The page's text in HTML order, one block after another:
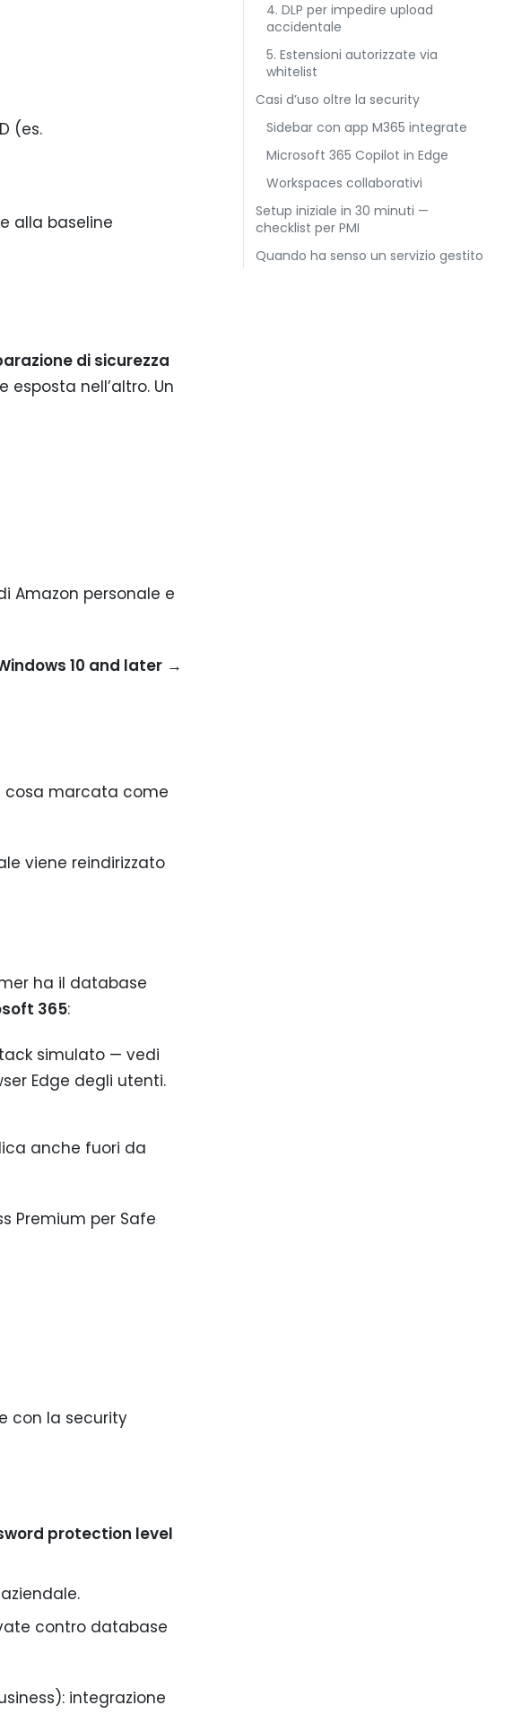
(es.
alla baseline
di sicurezza
nell’altro. Un
Amazon personale e
10 and later→
cosa marcata come
viene reindirizzato
ha il database
365:
simulato — vedi
Edge degli utenti.
anche fuori da
Premium per Safe
con la security
protection level
contro database
integrazione
4. DLP per impedire upload
accidentale
5. Estensioni autorizzate via
whitelist
Casi d’uso oltre la security
Sidebar con app M365 integrate
Microsoft 365 Copilot in Edge
Workspaces collaborativi
Setup iniziale in 30 minuti —
checklist per PMI
Quando ha senso un servizio gestito